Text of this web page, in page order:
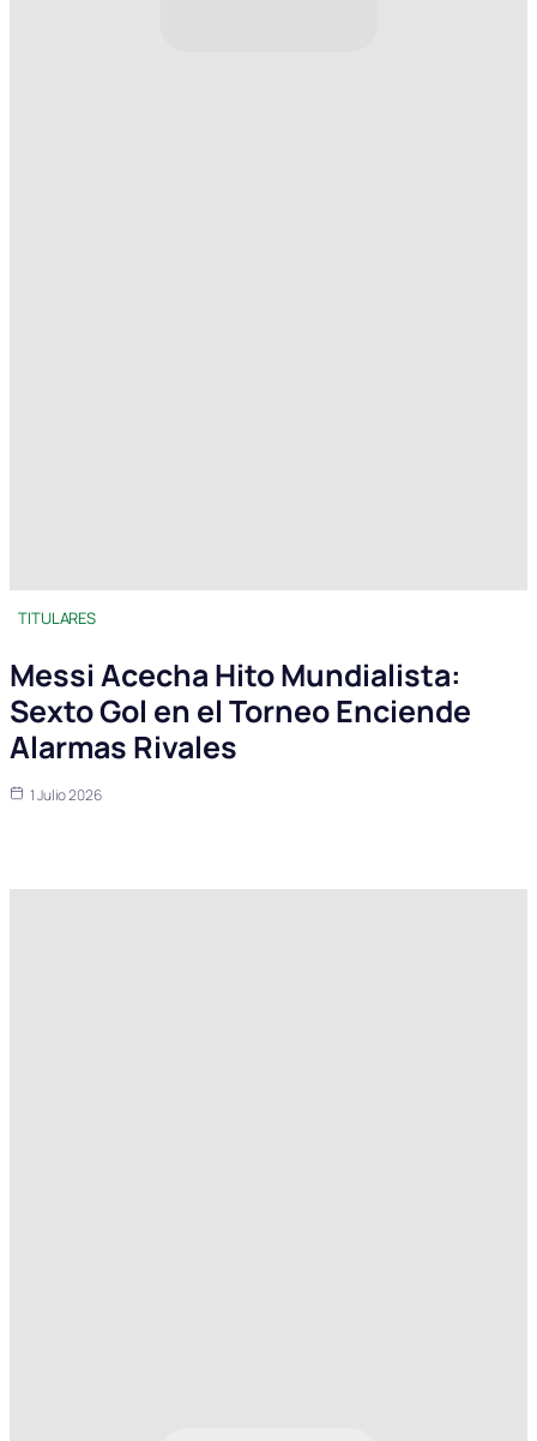
TITULARES
Messi Acecha Hito Mundialista:
Sexto Gol en el Torneo Enciende
Alarmas Rivales
1 Julio 2026